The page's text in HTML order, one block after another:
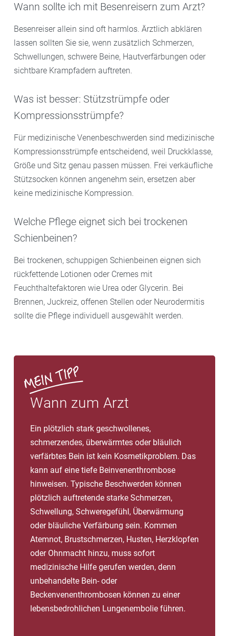
Wann sollte ich mit Besenreisern zum Arzt?
Besenreiser allein sind oft harmlos. Ärztlich abklären
lassen sollten Sie sie, wenn zusätzlich Schmerzen,
Schwellungen, schwere Beine, Hautverfärbungen oder
sichtbare Krampfadern auftreten.
Was ist besser: Stützstrümpfe oder
Kompressionsstrümpfe?
Für medizinische Venenbeschwerden sind medizinische
Kompressionsstrümpfe entscheidend, weil Druckklasse,
Größe und Sitz genau passen müssen. Frei verkäufliche
Stützsocken können angenehm sein, ersetzen aber
keine medizinische Kompression.
Welche Pflege eignet sich bei trockenen
Schienbeinen?
Bei trockenen, schuppigen Schienbeinen eignen sich
rückfettende Lotionen oder Cremes mit
Feuchthaltefaktoren wie Urea oder Glycerin. Bei
Brennen, Juckreiz, offenen Stellen oder Neurodermitis
sollte die Pflege individuell ausgewählt werden.
Wann zum Arzt
Ein plötzlich stark geschwollenes,
schmerzendes, überwärmtes oder bläulich
verfärbtes Bein ist kein Kosmetikproblem. Das
kann auf eine tiefe Beinvenenthrombose
hinweisen. Typische Beschwerden können
plötzlich auftretende starke Schmerzen,
Schwellung, Schweregefühl, Überwärmung
oder bläuliche Verfärbung sein. Kommen
Atemnot, Brustschmerzen, Husten, Herzklopfen
oder Ohnmacht hinzu, muss sofort
medizinische Hilfe gerufen werden, denn
unbehandelte Bein- oder
Beckenvenenthrombosen können zu einer
lebensbedrohlichen Lungenembolie führen.